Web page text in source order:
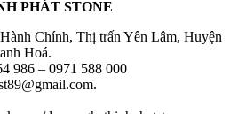
PHÁT STONE
Chính, Thị trấn Yên Lâm, Huyện
Hoá.
986 – 0971 588 000